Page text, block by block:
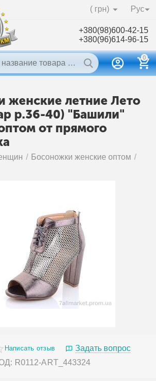
Рус
( грн)
+380(98)600-42-15
+380(96)614-96-15
0
женские летние Лето
р.36-40) "Башили"
от прямого
/ Босоножки женские оптом /
Написать отзыв
Задать вопрос
R0112-ART_443324